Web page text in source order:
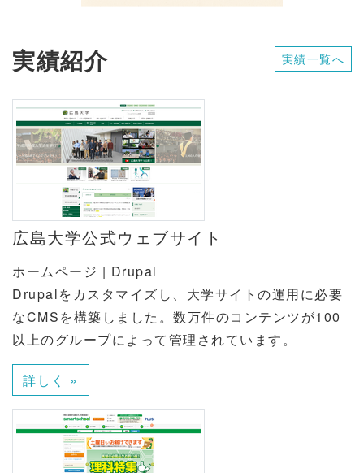
実績紹介 実績一覧へ
広島大学公式ウェブサイト
ホームページ | Drupal
Drupalをカスタマイズし、大学サイトの運用に必要
なCMSを構築しました。数万件のコンテンツが100
以上のグループによって管理されています。
詳しく »